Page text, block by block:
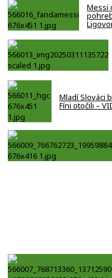
Messi
Mladí Slováci
Fíni otočili –